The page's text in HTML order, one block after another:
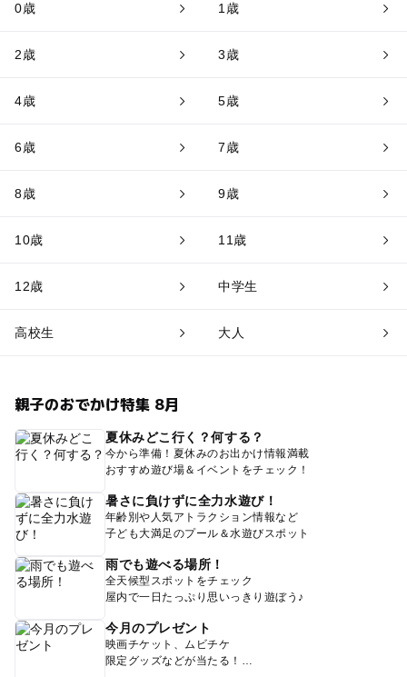
0歳 1歳
2歳 3歳
4歳 5歳
6歳 7歳
8歳 9歳
10歳 11歳
12歳 中学生
高校生 大人
親子のおでかけ特集 8月
夏休みどこ行く？何する？
今から準備！夏休みのお出かけ情報満載
おすすめ遊び場＆イベントをチェック！
暑さに負けずに全力水遊び！
年齢別や人気アトラクション情報など
子ども大満足のプール＆水遊びスポット
雨でも遊べる場所！
全天候型スポットをチェック
屋内で一日たっぷり思いっきり遊ぼう♪
今月のプレゼント
映画チケット、ムビチケ
限定グッズなどが当たる！